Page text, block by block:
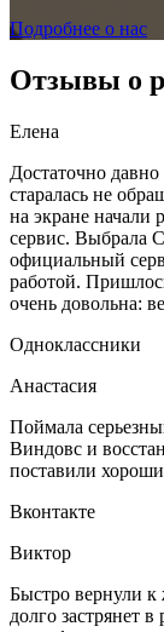
Подробнее о нас
Отзывы о
Елена
Достаточно
старалась не
на экране начали
сервис. Выбрала
официальный
работой.
очень довольна:
Одноклассники
Анастасия
Поймала
Виндовс и
поставили
Вконтакте
Виктор
Быстро вернули
долго застрянет